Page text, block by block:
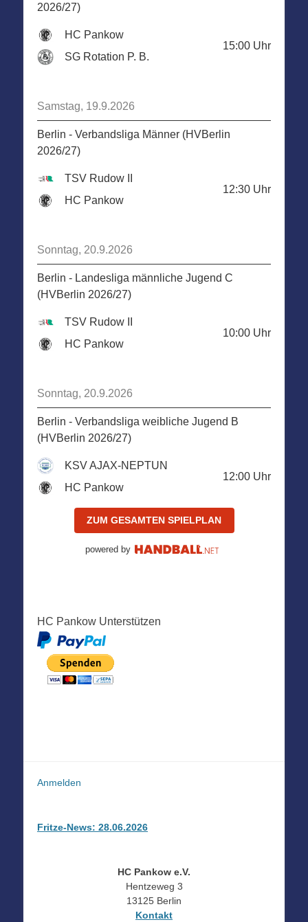
2026/27)
HC Pankow
SG Rotation P. B.
15:00 Uhr
Samstag, 19.9.2026
Berlin - Verbandsliga Männer (HVBerlin
2026/27)
TSV Rudow II
HC Pankow
12:30 Uhr
Sonntag, 20.9.2026
Berlin - Landesliga männliche Jugend C
(HVBerlin 2026/27)
TSV Rudow II
HC Pankow
10:00 Uhr
Sonntag, 20.9.2026
Berlin - Verbandsliga weibliche Jugend B
(HVBerlin 2026/27)
KSV AJAX-NEPTUN
HC Pankow
12:00 Uhr
ZUM GESAMTEN SPIELPLAN
powered by
HC Pankow Unterstützen
Anmelden
Fritze-News: 28.06.2026
HC Pankow e.V.
Hentzeweg 3
13125 Berlin
Kontakt